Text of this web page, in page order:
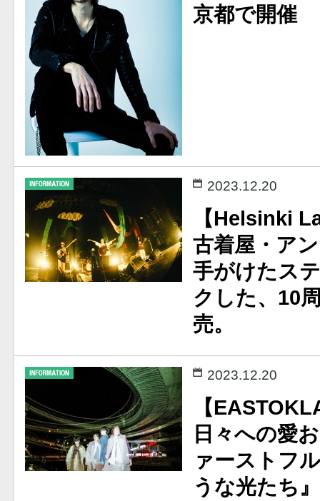
京都で開催
2023.12.20
【Helsinki
古着屋・ア
手がけたス
クした、10
売。
2023.12.20
【
日々への愛
ァーストフ
うな光たち